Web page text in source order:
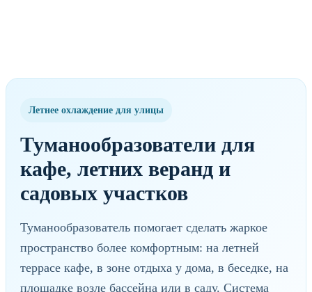
Летнее охлаждение для улицы
Туманообразователи для
кафе, летних веранд и
садовых участков
Туманообразователь помогает сделать жаркое
пространство более комфортным: на летней
террасе кафе, в зоне отдыха у дома, в беседке, на
площадке возле бассейна или в саду. Система